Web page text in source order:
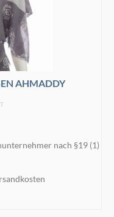
AHMADDY
nach §19 (1)